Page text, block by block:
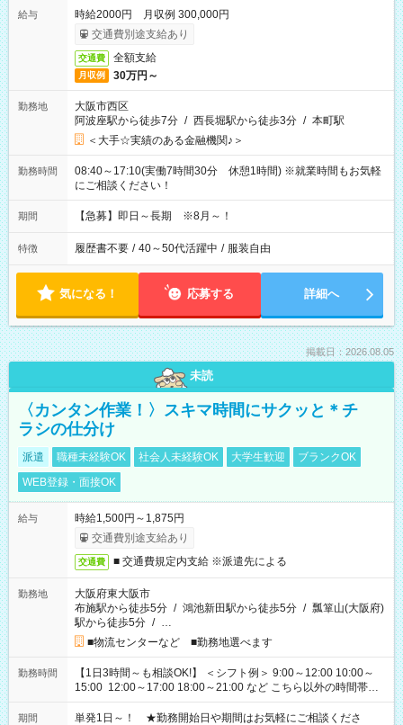
給与
時給2000円 月収例 300,000円
交通費別途支給あり
交通費 全額支給
月収例 30万円～
勤務地
大阪市西区
阿波座駅から徒歩7分 / 西長堀駅から徒歩3分 / 本町駅
＜大手☆実績のある金融機関♪＞
勤務時間
08:40～17:10(実働7時間30分 休憩1時間) ※就業時間もお気軽
にご相談ください！
期間 【急募】即日～長期 ※8月～！
特徴 履歴書不要 / 40～50代活躍中 / 服装自由
気になる！ 応募する 詳細へ
掲載日：2026.08.05
未読
〈カンタン作業！〉スキマ時間にサクッと＊チ
ラシの仕分け
派遣 職種未経験OK 社会人未経験OK 大学生歓迎
ブランクOK
WEB登録・面接OK
給与
時給1,500円～1,875円
交通費別途支給あり
交通費 ■ 交通費規定内支給 ※派遣先による
勤務地
大阪府東大阪市
布施駅から徒歩5分 / 鴻池新田駅から徒歩5分 / 瓢箪山(大阪府)
駅から徒歩5分 / …
■物流センターなど ■勤務地選べます
勤務時間
【1日3時間～も相談OK!】 ＜シフト例＞ 9:00～12:00 10:00～
15:00 12:00～17:00 18:00～21:00 など こちら以外の時間帯も
お気軽にご相談ください！
期間
単発1日～！ ★勤務開始日や期間はお気軽にご相談くださ